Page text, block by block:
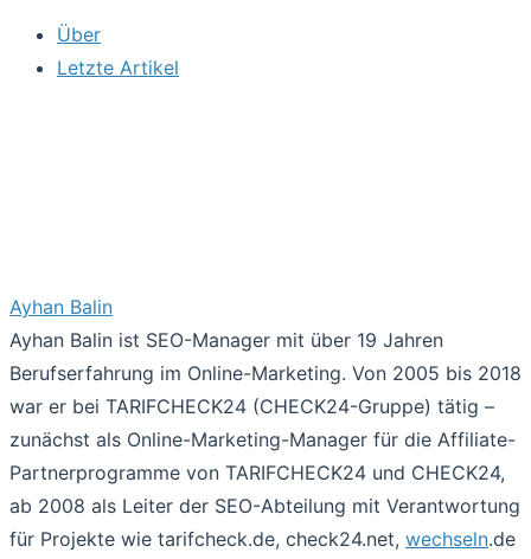
Über
Letzte Artikel
Ayhan Balin
Ayhan Balin ist SEO-Manager mit über 19 Jahren
Berufserfahrung im Online-Marketing. Von 2005 bis 2018
war er bei TARIFCHECK24 (CHECK24-Gruppe) tätig –
zunächst als Online-Marketing-Manager für die Affiliate-
Partnerprogramme von TARIFCHECK24 und CHECK24,
ab 2008 als Leiter der SEO-Abteilung mit Verantwortung
für Projekte wie tarifcheck.de, check24.net, wechseln.de